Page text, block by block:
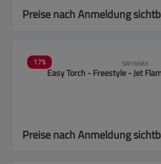
Preise nach Anmeldung
17% SW16683
Easy Torch - Freestyle - Jet
Preise nach Anmeldung